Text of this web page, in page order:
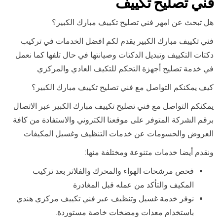
هل تبحث عن امهر فني تصليح تكييف مبارك الكبير؟
فني تكييف مبارك الكبير يقدم لكم افضل الخدمات في تركيب
دكتات التكييف وتبديل الدكتات وصيانتها في حال تلفها كما نعمل
في خدمة تصليح أجهزة التحكم للتكيف العادي والمركزي
كيف يمكنكم التواصل مع فني تصليح تكييف مبارك الكبير؟
يمكنكم التواصل مع فني تصليح تكييف مبارك الكبير عبر الاتصال
برقم الشركة المتوفر على موقعنا الكتروني والاستفادة من كافة
العروض والحسومات عن خدمات التنظيف وغسيل المكيفات
ونقدم أيضا خدمات متنوعة ومختلفة منها:
فحص مرشحات الهواء والمحرك والفلاتر بعد تركيب
المكيف والتأكد من عمله قبل المغادرة
نوفر خدمة غسيل وتنظيف عبر فني تكييف مركزي هندي
باستخدام معدات ومضخات خاصة مستوردة.